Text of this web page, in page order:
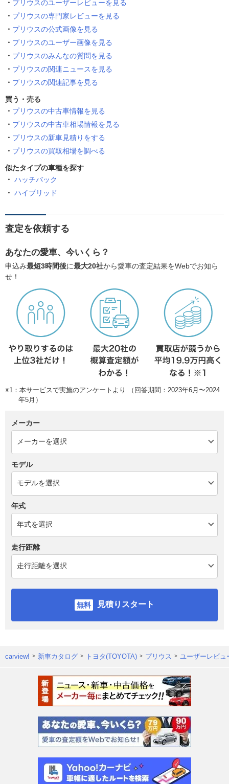
プリウスのユーザーレビューを見る
プリウスの専門家レビューを見る
プリウスの公式画像を見る
プリウスのユーザー画像を見る
プリウスのみんなの質問を見る
プリウスの関連ニュースを見る
プリウスの関連記事を見る
買う・売る
プリウスの中古車情報を見る
プリウスの中古車相場情報を見る
プリウスの新車見積りをする
プリウスの買取相場を調べる
似たタイプの車種を探す
ハッチバック
ハイブリッド
査定を依頼する
あなたの愛車、今いくら？
申込み最短3時間後に最大20社から愛車の査定結果をWebでお知ら
せ！
※1：本サービスで実施のアンケートより （回答期間：2023年6月〜2024
年5月）
メーカー
モデル
年式
走行距離
見積りスタート
carview! 新車カタログ トヨタ(TOYOTA) プリウス ユーザーレビュ